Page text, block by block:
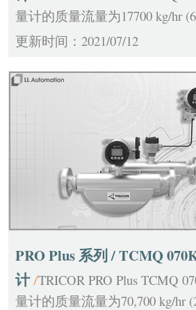
量计的质量流量为17700 kg/hr
更新时间：2021/07/12
PRO Plus 系列 / TCMQ
计 /TRICOR PRO Plus TCMQ
量计的质量流量为70,700 kg/hr